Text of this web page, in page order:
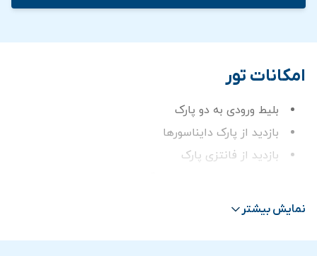
امکانات تور
بلیط ورودی به دو پارک
بازدید از پارک دایناسورها
بازدید از فانتزی پارک
نمایش بیشتر